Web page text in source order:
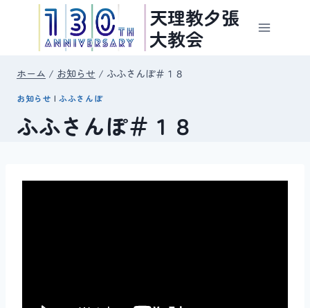
天理教夕張
大教会
ホーム / お知らせ / ふふさんぽ＃１８
お知らせ |ふふさんぽ
ふふさんぽ＃１８